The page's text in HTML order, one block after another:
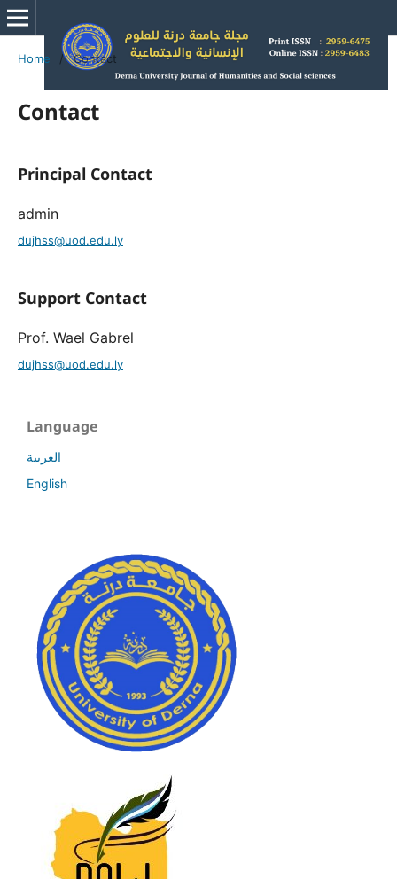
Home / Contact
Contact
Principal Contact
admin
dujhss@uod.edu.ly
Support Contact
Prof. Wael Gabrel
dujhss@uod.edu.ly
Language
العربية
English